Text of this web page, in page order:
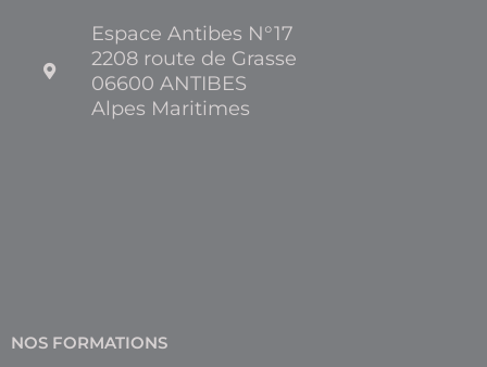
Espace Antibes N°17
2208 route de Grasse
06600 ANTIBES
Alpes Maritimes
NOS FORMATIONS